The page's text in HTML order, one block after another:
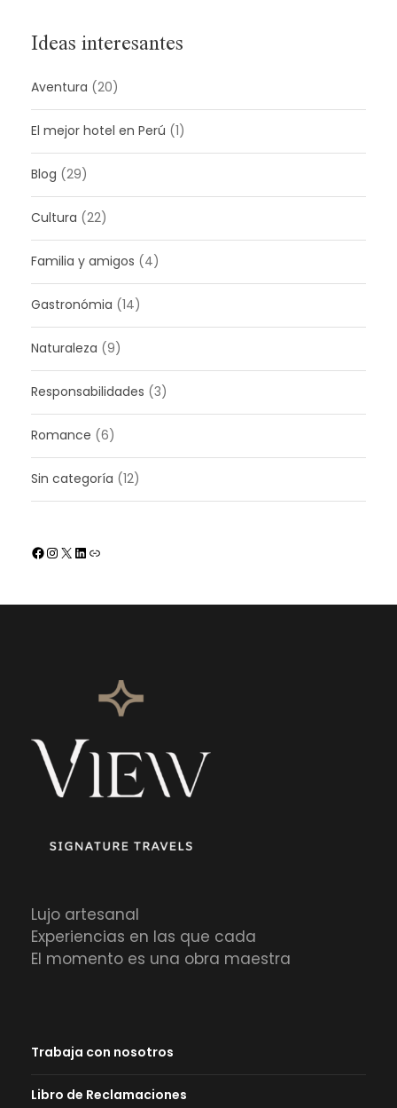
Ideas interesantes
Aventura (20)
El mejor hotel en Perú (1)
Blog (29)
Cultura (22)
Familia y amigos (4)
Gastronómia (14)
Naturaleza (9)
Responsabilidades (3)
Romance (6)
Sin categoría (12)
Facebook InstagramX LinkedIn Enlace
Lujo artesanal
Experiencias en las que cada
El momento es una obra maestra
Trabaja con nosotros
Libro de Reclamaciones